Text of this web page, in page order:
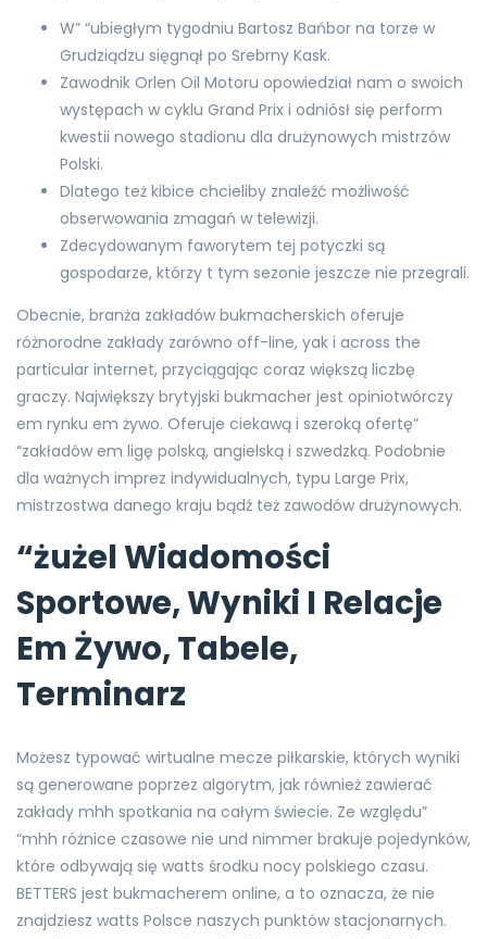
W” “ubiegłym tygodniu Bartosz Bańbor na torze w
Grudziądzu sięgnął po Srebrny Kask.
Zawodnik Orlen Oil Motoru opowiedział nam o swoich
występach w cyklu Grand Prix i odniósł się perform
kwestii nowego stadionu dla drużynowych mistrzów
Polski.
Dlatego też kibice chcieliby znaleźć możliwość
obserwowania zmagań w telewizji.
Zdecydowanym faworytem tej potyczki są
gospodarze, którzy t tym sezonie jeszcze nie przegrali.
Obecnie, branża zakładów bukmacherskich oferuje
różnorodne zakłady zarówno off-line, yak i across the
particular internet, przyciągając coraz większą liczbę
graczy. Największy brytyjski bukmacher jest opiniotwórczy
em rynku em żywo. Oferuje ciekawą i szeroką ofertę”
“zakładów em ligę polską, angielską i szwedzką. Podobnie
dla ważnych imprez indywidualnych, typu Large Prix,
mistrzostwa danego kraju bądź też zawodów drużynowych.
“żużel Wiadomości
Sportowe, Wyniki I Relacje
Em Żywo, Tabele,
Terminarz
Możesz typować wirtualne mecze piłkarskie, których wyniki
są generowane poprzez algorytm, jak również zawierać
zakłady mhh spotkania na całym świecie. Ze względu”
“mhh różnice czasowe nie und nimmer brakuje pojedynków,
które odbywają się watts środku nocy polskiego czasu.
BETTERS jest bukmacherem online, a to oznacza, że nie
znajdziesz watts Polsce naszych punktów stacjonarnych.